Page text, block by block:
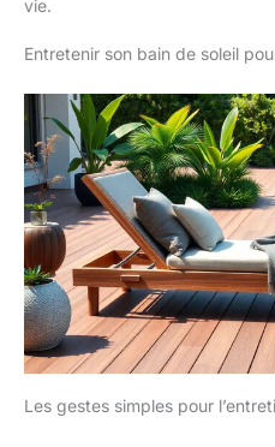
vie.
Entretenir son bain de soleil
Les gestes simples pour